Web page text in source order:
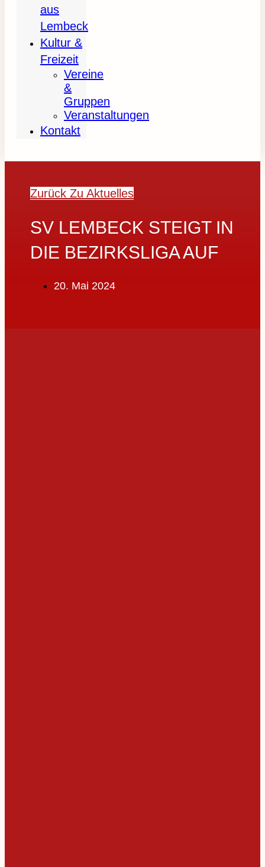
aus
Lembeck
Kultur &
Freizeit
Vereine
&
Gruppen
Veranstaltungen
Kontakt
Zurück Zu Aktuelles
SV LEMBECK STEIGT IN
DIE BEZIRKSLIGA AUF
20. Mai 2024